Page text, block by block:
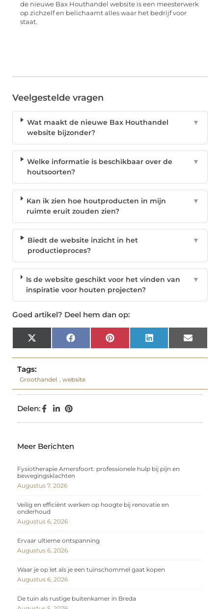
de nieuwe Bax Houthandel website is een meesterwerk
op zichzelf en belichaamt alles waar het bedrijf voor
staat.
Veelgestelde vragen
Wat maakt de nieuwe Bax Houthandel
website bijzonder?
▼
Welke informatie is beschikbaar over de
houtsoorten?
▼
Kan ik zien hoe houtproducten in mijn
ruimte eruit zouden zien?
▼
Biedt de website inzicht in het
productieproces?
▼
Is de website geschikt voor het vinden van
inspiratie voor houten projecten?
▼
Goed artikel? Deel hem dan op:
X
(Twitter)
Facebook Pinterest LinkedIn Email
Tags:
Groothandel , website
Delen:
Meer Berichten
Fysiotherapie Amersfoort: professionele hulp bij pijn en
bewegingsklachten
Augustus 7, 2026
Veilig en efficiënt werken op hoogte bij renovatie en
onderhoud
Augustus 6, 2026
Ervaar ultieme ontspanning
Augustus 6, 2026
Waar je op let als je een tuinschommel gaat kopen
Augustus 6, 2026
De tuin als rustige buitenkamer in Breda